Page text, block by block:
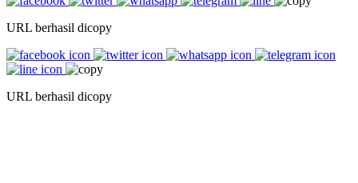
URL berhasil dicopy
URL berhasil dicopy